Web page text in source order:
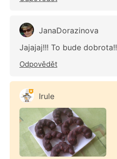
JanaDorazinova
Jajajaj!!! To bude dobrota!!
Odpovědět
Irule